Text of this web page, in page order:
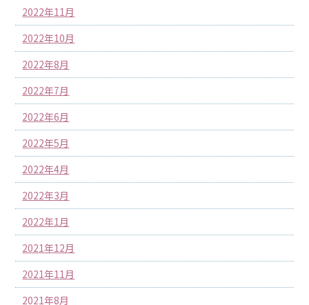
2022年11月
2022年10月
2022年8月
2022年7月
2022年6月
2022年5月
2022年4月
2022年3月
2022年1月
2021年12月
2021年11月
2021年8月